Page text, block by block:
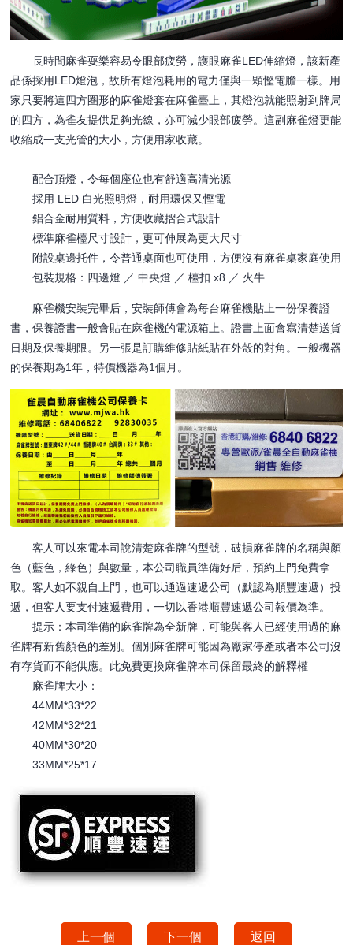
長時間麻雀耍樂容易令眼部疲勞，護眼麻雀LED伸縮燈，該新產
品係採用LED燈泡，故所有燈泡耗用的電力僅與一顆慳電膽一樣。用
家只要將這四方圈形的麻雀燈套在麻雀臺上，其燈泡就能照射到牌局
的四方，為雀友提供足夠光線，亦可減少眼部疲勞。這副麻雀燈更能
收縮成一支光管的大小，方便用家收藏。
配合頂燈，令每個座位也有舒適高清光源
採用 LED 白光照明燈，耐用環保又慳電
鋁合金耐用質料，方便收藏摺合式設計
標準麻雀檯尺寸設計，更可伸展為更大尺寸
附設桌邊托件，令普通桌面也可使用，方便沒有麻雀桌家庭使用
包裝規格：四邊燈 ／ 中央燈 ／ 檯扣 x8 ／ 火牛
麻雀機安裝完畢后，安裝師傅會為每台麻雀機貼上一份保養證
書，保養證書一般會貼在麻雀機的電源箱上。證書上面會寫清楚送貨
日期及保養期限。另一張是訂購維修貼紙貼在外殼的對角。一般機器
的保養期為1年，特價機器為1個月。
客人可以來電本司說清楚麻雀牌的型號，破損麻雀牌的名稱與顏
色（藍色，綠色）與數量，本公司職員準備好后，預約上門免費拿
取。客人如不親自上門，也可以通過速遞公司（默認為順豐速遞）投
遞，但客人要支付速遞費用，一切以香港順豐速遞公司報價為準。
提示：本司準備的麻雀牌為全新牌，可能與客人已經使用過的麻
雀牌有新舊顏色的差別。個別麻雀牌可能因為廠家停產或者本公司沒
有存貨而不能供應。此免費更換麻雀牌本司保留最終的解釋權
麻雀牌大小：
44MM*33*22
42MM*32*21
40MM*30*20
33MM*25*17
上一個 下一個 返回